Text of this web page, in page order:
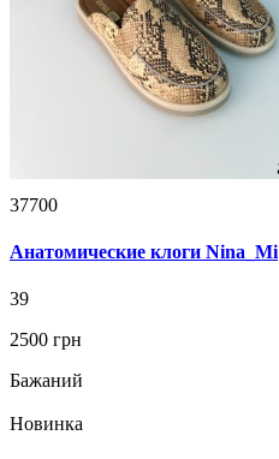
37700
Анатомические клоги Nina_Mi
39
2500 грн
Бажаний
Новинка